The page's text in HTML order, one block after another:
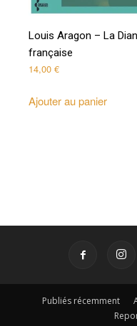
Louis Aragon – La
française
14,00 €
Ajouter au panier
Publiés récemment